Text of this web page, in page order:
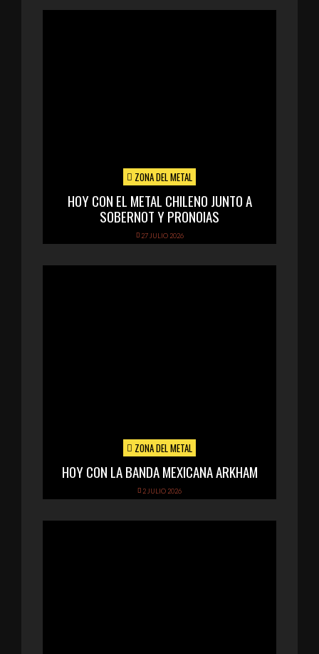
ZONA DEL METAL
HOY CON EL METAL CHILENO JUNTO A
SOBERNOT Y PRONOIAS
27 JULIO 2026
ZONA DEL METAL
HOY CON LA BANDA MEXICANA ARKHAM
2 JULIO 2026